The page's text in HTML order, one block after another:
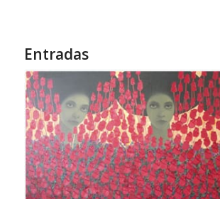
Entradas